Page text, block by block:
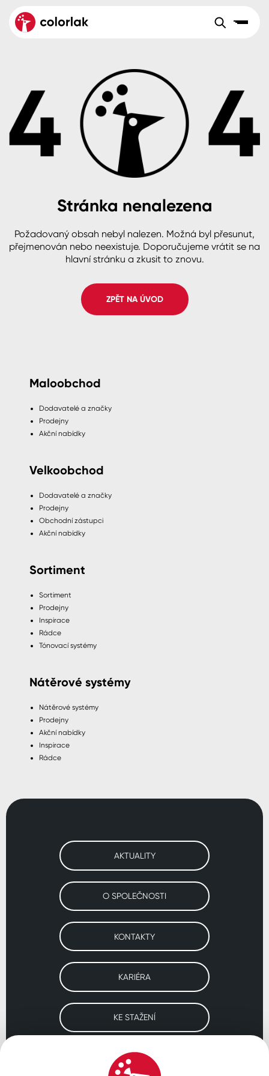
Velkoobchod Sortiment
Aktuality
Reference
O společnosti
B2B +420 800 145 555Po – Pá: 8:00–15:00
Česko
Slovensko Polsko Worldwide
Dřevo
Beton, asfalt, minerální podklady
Plast, sklo, keramika
Stěny
Fasády
Spreje
Colorlak Dekor
Colorlak Profi
Colorlak Pta
Stránka nenalezena
Požadovaný obsah nebyl nalezen. Možná byl přesunut,
přejmenován nebo neexistuje. Doporučujeme vrátit se na
hlavní stránku a zkusit to znovu.
ZPĚT NA ÚVOD
Maloobchod
Dodavatelé a značky
Prodejny
Akční nabídky
Velkoobchod
Dodavatelé a značky
Prodejny
Obchodní zástupci
Akční nabídky
Sortiment
Sortiment
Prodejny
Inspirace
Rádce
Tónovací systémy
Nátěrové systémy
Nátěrové systémy
Prodejny
Akční nabídky
Inspirace
Rádce
AKTUALITY
O SPOLEČNOSTI
KONTAKTY
KARIÉRA
KE STAŽENÍ
Navštivte naše pobočky